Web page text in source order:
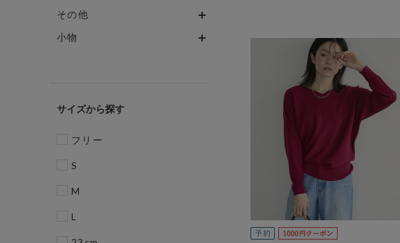
その他
小物
サイズ
フリー
S
M
L